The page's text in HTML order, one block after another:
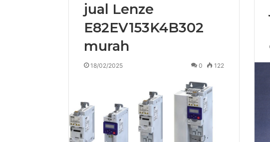
jual Lenze
E82EV153K4B302
murah
18/02/2025 0 122